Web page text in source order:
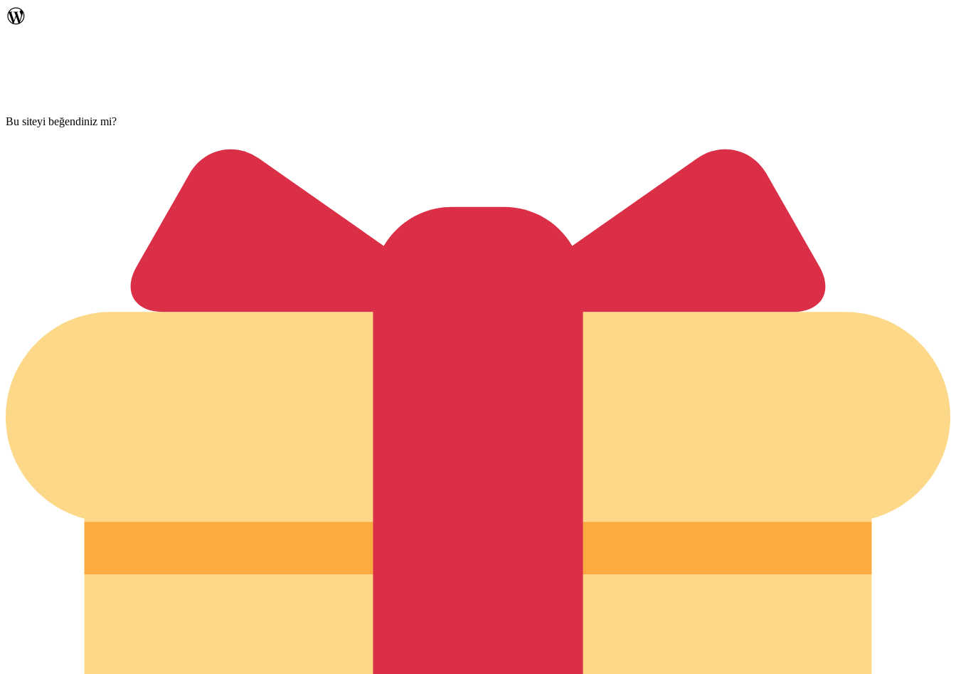
Bu siteyi beğendiniz mi?